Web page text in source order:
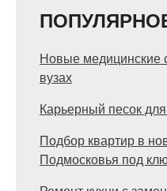
Новые медицинские
вузах
Карьерный песок
Подбор квартир в
Подмосковья под